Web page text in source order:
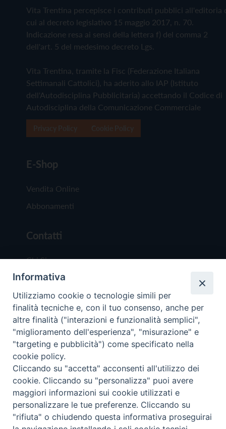
Vita Trentina percepisce i contributi pubblici all'editoria
cui al decreto legislativo 15 maggio 2017, n. 70.
Indicazione resa ai sensi della lettera f) del comma 2
dell'art. 5 del medesimo decreto Lgs.
Vita Trentina, tramite la Fisc (Federazione Italiana
Settimanali Cattolici), ha aderito allo IAP (Istituto
dell'Autodisciplina Pubblicitaria) accettando il Codice di
Autodisciplina della Comunicazione Commerciale
E-Shop
Vendita Online
Abbonamenti
Contatti
Chi Siamo
Redazione
Scrivici
Copyright © 2019 - Tutti i diritti riservati - Vita
Trentina Editrice
Privacy Policy
Torna
Informativa
Utilizziamo cookie o tecnologie simili per
finalità tecniche e, con il tuo consenso, anche per
altre finalità ("interazioni e funzionalità semplici",
"miglioramento dell'esperienza", "misurazione" e
"targeting e pubblicità") come specificato nella
cookie policy.
Cliccando su "accetta" acconsenti all'utilizzo dei
cookie. Cliccando su "personalizza" puoi avere
maggiori informazioni sui cookie utilizzati e
personalizzare le tue preferenze. Cliccando su
"rifiuta" o chiudendo questa informativa proseguirai